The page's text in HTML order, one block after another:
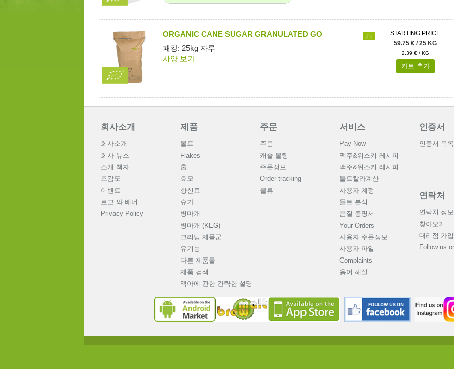
ORGANIC CANE SUGAR GRANULATED GO
패킹: 25kg 자루
사양 보기
STARTING PRICE
59.75 € / 25 KG
2.39 € / KG
카트 추가
회사소개
회사소개
회사 뉴스
소개 책자
조감도
이벤트
로고 와 배너
Privacy Policy
제품
몰트
Flakes
홉
효모
향신료
슈가
병마개
병마개 (KEG)
크리닝 제품군
유기농
다른 제품들
제품 검색
맥아에 관한 간략한 설명
주문
주문
캐슬 몰팅
주문정보
Order tracking
물류
서비스
Pay Now
맥주&위스키 레시피
맥주&위스키 레시피
몰트칼라계산
사용자 계정
몰트 분석
품질 증명서
Your Orders
사용자 주문정보
사용자 파일
Complaints
용어 해설
인증서
인증서 목록
연락처
연락처 정보
찾아오기
대리점 가입
Follow us